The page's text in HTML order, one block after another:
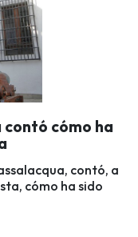
cómo ha
contó, a
cómo ha sido